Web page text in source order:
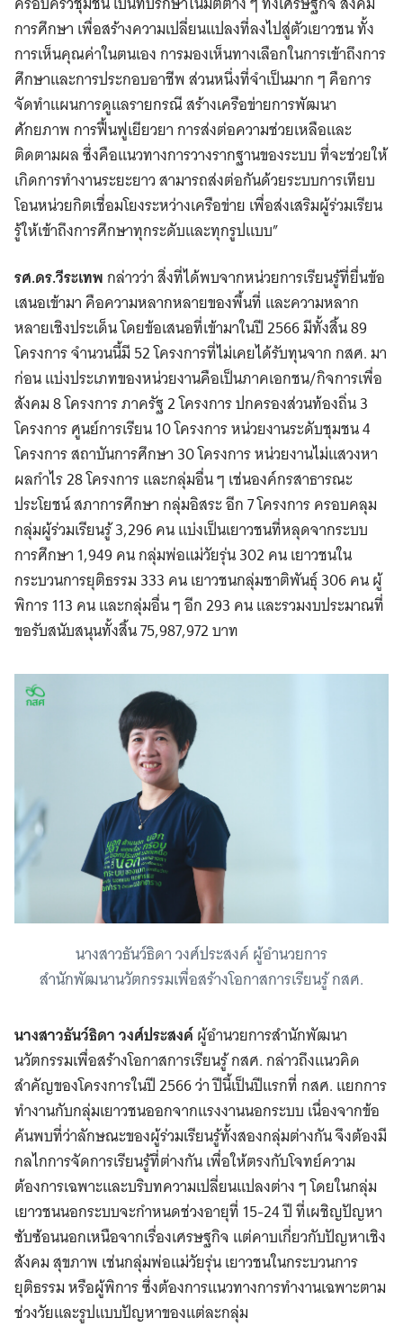
Search
for:
การศึกษา เพื่อสร้างความเปลี่ยนแปลงที่ลงไปสู่ตัวเยาวชน ทั้ง
การเห็นคุณค่าในตนเอง การมองเห็นทางเลือกในการเข้าถึงการ
ศึกษาและการประกอบอาชีพ ส่วนหนึ่งที่จำเป็นมาก ๆ คือการ
จัดทำแผนการดูแลรายกรณี สร้างเครือข่ายการพัฒนา
ศักยภาพ การฟื้นฟูเยียวยา การส่งต่อความช่วยเหลือและ
ติดตามผล ซึ่งคือแนวทางการวางรากฐานของระบบ ที่จะช่วยให้
เกิดการทำงานระยะยาว สามารถส่งต่อกันด้วยระบบการเทียบ
โอนหน่วยกิตเชื่อมโยงระหว่างเครือข่าย เพื่อส่งเสริมผู้ร่วมเรียน
รู้ให้เข้าถึงการศึกษาทุกระดับและทุกรูปแบบ”
รศ.ดร.วีระเทพกล่าวว่า สิ่งที่ได้พบจากหน่วยการเรียนรู้ที่ยื่นข้อ
เสนอเข้ามา คือความหลากหลายของพื้นที่ และความหลาก
หลายเชิงประเด็น โดยข้อเสนอที่เข้ามาในปี 2566 มีทั้งสิ้น 89
โครงการ จำนวนนี้มี 52 โครงการที่ไม่เคยได้รับทุนจาก กสศ. มา
ก่อน แบ่งประเภทของหน่วยงานคือเป็นภาคเอกชน/กิจการเพื่อ
สังคม 8 โครงการ ภาครัฐ 2 โครงการ ปกครองส่วนท้องถิ่น 3
โครงการ ศูนย์การเรียน 10 โครงการ หน่วยงานระดับชุมชน 4
โครงการ สถาบันการศึกษา 30 โครงการ หน่วยงานไม่แสวงหา
ผลกำไร 28 โครงการ และกลุ่มอื่น ๆ เช่นองค์กรสาธารณะ
ประโยชน์ สภาการศึกษา กลุ่มอิสระ อีก 7 โครงการ ครอบคลุม
กลุ่มผู้ร่วมเรียนรู้ 3,296 คน แบ่งเป็นเยาวชนที่หลุดจากระบบ
การศึกษา 1,949 คน กลุ่มพ่อแม่วัยรุ่น 302 คน เยาวชนใน
กระบวนการยุติธรรม 333 คน เยาวชนกลุ่มชาติพันธุ์ 306 คน ผู้
พิการ 113 คน และกลุ่มอื่น ๆ อีก 293 คน และรวมงบประมาณที่
ขอรับสนับสนุนทั้งสิ้น 75,987,972 บาท
นางสาวธันว์ธิดา วงศ์ประสงค์ ผู้อำนวยการ
สำนักพัฒนานวัตกรรมเพื่อสร้างโอกาสการเรียนรู้ กสศ.
นางสาวธันว์ธิดา วงศ์ประสงค์ผู้อำนวยการสำนักพัฒนา
นวัตกรรมเพื่อสร้างโอกาสการเรียนรู้ กสศ. กล่าวถึงแนวคิด
สำคัญของโครงการในปี 2566 ว่า ปีนี้เป็นปีแรกที่ กสศ. แยกการ
ทำงานกับกลุ่มเยาวชนออกจากแรงงานนอกระบบ เนื่องจากข้อ
ค้นพบที่ว่าลักษณะของผู้ร่วมเรียนรู้ทั้งสองกลุ่มต่างกัน จึงต้องมี
กลไกการจัดการเรียนรู้ที่ต่างกัน เพื่อให้ตรงกับโจทย์ความ
ต้องการเฉพาะและบริบทความเปลี่ยนแปลงต่าง ๆ โดยในกลุ่ม
เยาวชนนอกระบบจะกำหนดช่วงอายุที่ 15-24 ปี ที่เผชิญปัญหา
ซับซ้อนนอกเหนือจากเรื่องเศรษฐกิจ แต่คาบเกี่ยวกับปัญหาเชิง
สังคม สุขภาพ เช่นกลุ่มพ่อแม่วัยรุ่น เยาวชนในกระบวนการ
ยุติธรรม หรือผู้พิการ ซึ่งต้องการแนวทางการทำงานเฉพาะตาม
ช่วงวัยและรูปแบบปัญหาของแต่ละกลุ่ม